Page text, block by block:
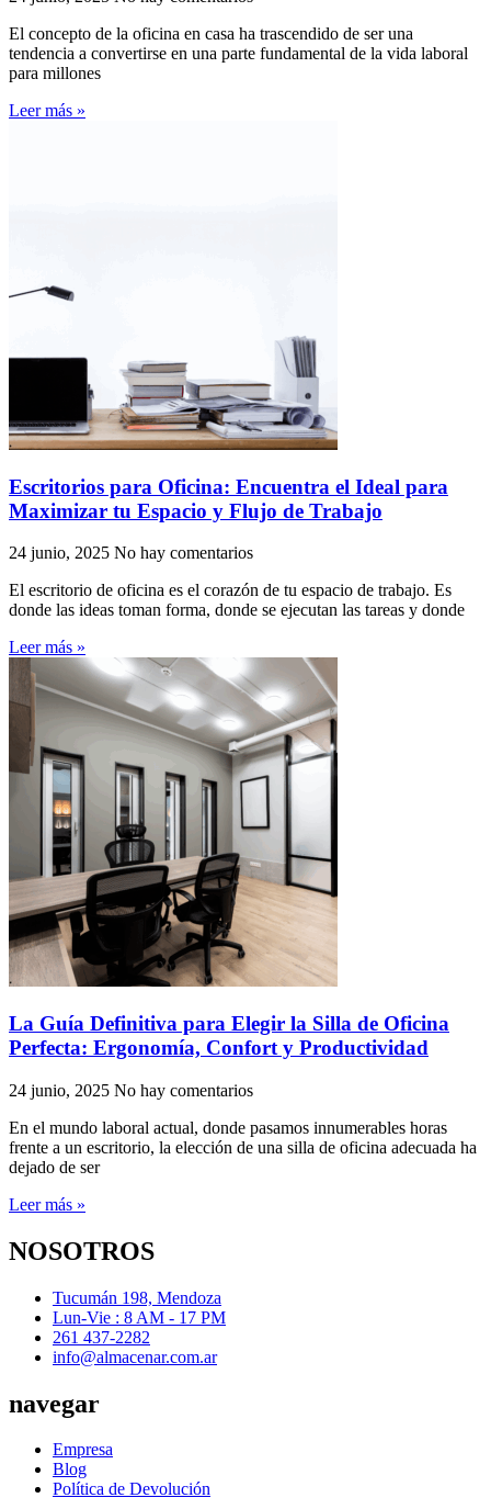
El concepto de la oficina en casa ha trascendido de ser una
tendencia a convertirse en una parte fundamental de la vida laboral
para millones
Leer más »
Escritorios para Oficina: Encuentra el Ideal para
Maximizar tu Espacio y Flujo de Trabajo
24 junio, 2025 No hay comentarios
El escritorio de oficina es el corazón de tu espacio de trabajo. Es
donde las ideas toman forma, donde se ejecutan las tareas y donde
Leer más »
La Guía Definitiva para Elegir la Silla de Oficina
Perfecta: Ergonomía, Confort y Productividad
24 junio, 2025 No hay comentarios
En el mundo laboral actual, donde pasamos innumerables horas
frente a un escritorio, la elección de una silla de oficina adecuada ha
dejado de ser
Leer más »
NOSOTROS
Tucumán 198, Mendoza
Lun-Vie : 8 AM - 17 PM
261 437-2282
info@almacenar.com.ar
navegar
Empresa
Blog
Política de Devolución